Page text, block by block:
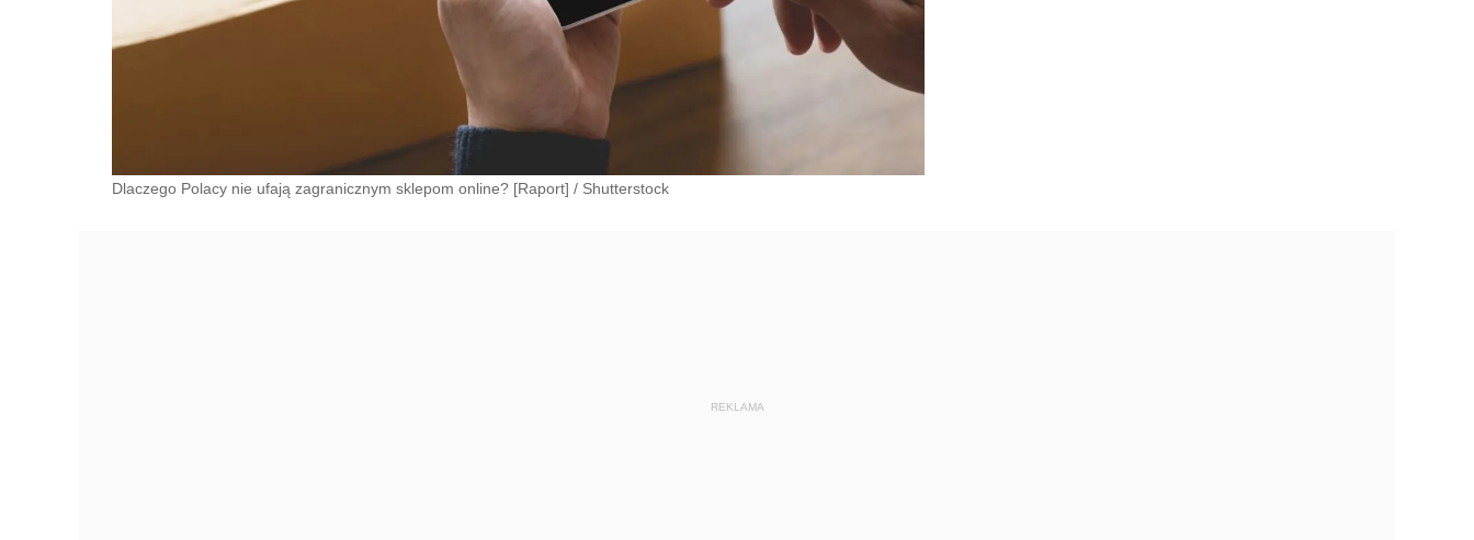
Dlaczego Polacy nie ufają zagranicznym sklepom online? [Raport] / Shutterstock